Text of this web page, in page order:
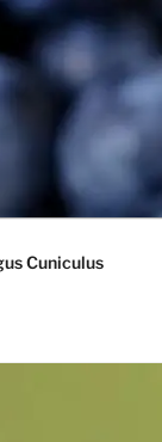
Cuniculus